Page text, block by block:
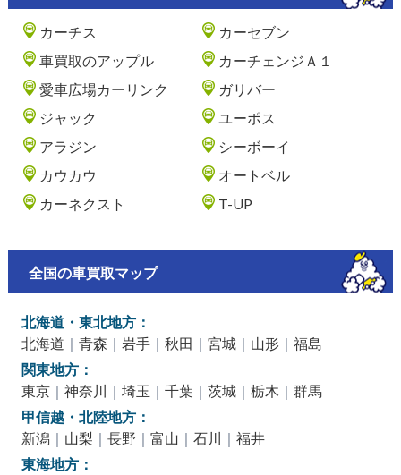
カーチス
カーセブン
車買取のアップル
カーチェンジＡ１
愛車広場カーリンク
ガリバー
ジャック
ユーポス
アラジン
シーボーイ
カウカウ
オートベル
カーネクスト
T-UP
全国の車買取マップ
北海道・東北地方：
北海道 ｜ 青森 ｜ 岩手｜ 秋田 ｜ 宮城｜ 山形｜ 福島
関東地方：
東京｜ 神奈川 ｜ 埼玉 ｜ 千葉｜ 茨城｜ 栃木 ｜ 群馬
甲信越・北陸地方：
新潟 ｜ 山梨 ｜ 長野 ｜ 富山 ｜ 石川 ｜ 福井
東海地方：